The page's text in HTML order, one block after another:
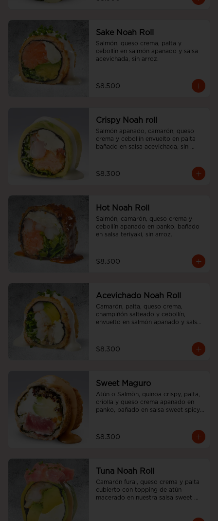
Sake Noah Roll
Salmón, queso crema, palta y
cebollín en salmón apanado y salsa
acevichada, sin arroz.
$8.500
Crispy Noah roll
Salmón apanado, camarón, queso
crema y cebollín envuelto en palta
bañado en salsa acevichada, sin
$8.300
Hot Noah Roll
Salmón, camarón, queso crema y
cebollín apanado en panko, bañado
en salsa teriyaki, sin arroz.
$8.300
Acevichado Noah Roll
Camarón, palta, queso crema,
champiñón salteado y cebollín,
envuelto en salmón apanado y salsa
$8.300
Sweet Maguro
Atún o Salmòn, quinoa crispy, palta,
criolla y queso crema apanado en
panko, bañado en salsa sweet spicy,
$8.300
Tuna Noah Roll
Camarón furai, queso crema y palta
cubierto con topping de atún
macerado en nuestra salsa sweet